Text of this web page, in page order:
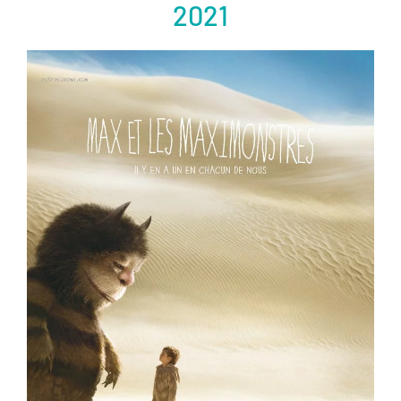
2021
er
Voir la fiche film